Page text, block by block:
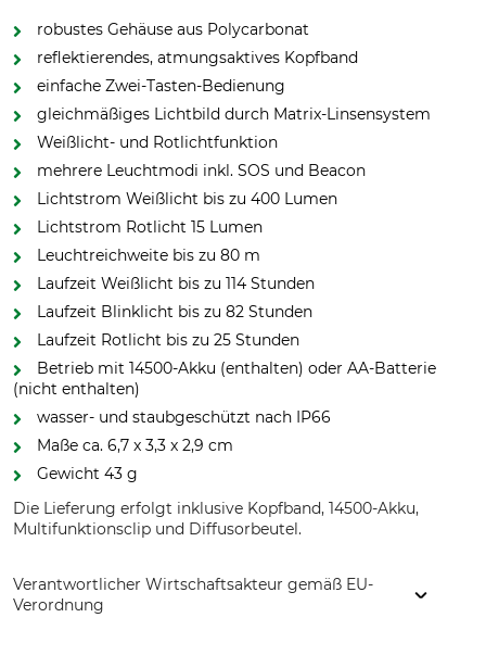
robustes Gehäuse aus Polycarbonat
reflektierendes, atmungsaktives Kopfband
einfache Zwei-Tasten-Bedienung
gleichmäßiges Lichtbild durch Matrix-Linsensystem
Weißlicht- und Rotlichtfunktion
mehrere Leuchtmodi inkl. SOS und Beacon
Lichtstrom Weißlicht bis zu 400 Lumen
Lichtstrom Rotlicht 15 Lumen
Leuchtreichweite bis zu 80 m
Laufzeit Weißlicht bis zu 114 Stunden
Laufzeit Blinklicht bis zu 82 Stunden
Laufzeit Rotlicht bis zu 25 Stunden
Betrieb mit 14500-Akku (enthalten) oder AA-Batterie
(nicht enthalten)
wasser- und staubgeschützt nach IP66
Maße ca. 6,7 x 3,3 x 2,9 cm
Gewicht 43 g
Die Lieferung erfolgt inklusive Kopfband, 14500-Akku,
Multifunktionsclip und Diffusorbeutel.
Verantwortlicher Wirtschaftsakteur gemäß EU-
Verordnung